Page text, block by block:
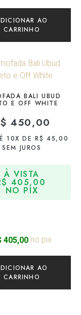
AO
CARRINHO
BALI UBUD
E OFF WHITE
450,00
10X DER$ 45,00
SEM JUROS
À VISTA
405,00
NO PIX
405,00 no pix
AO
CARRINHO